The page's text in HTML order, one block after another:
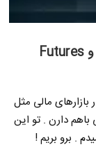
بازارهای مالی مثل
باهم دارن . تو این
. برو بریم !